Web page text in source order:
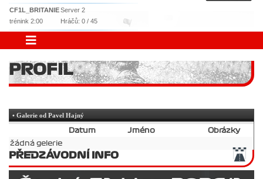
CF1L_BRITANIEServer 2
trénink 2:00
Hráčů: 0 / 45
PROFIL
• Galerie od Pavel Hajný
Datum Jméno
Obrázky
žádná gelerie
PŘEDZÁVODNÍ INFO